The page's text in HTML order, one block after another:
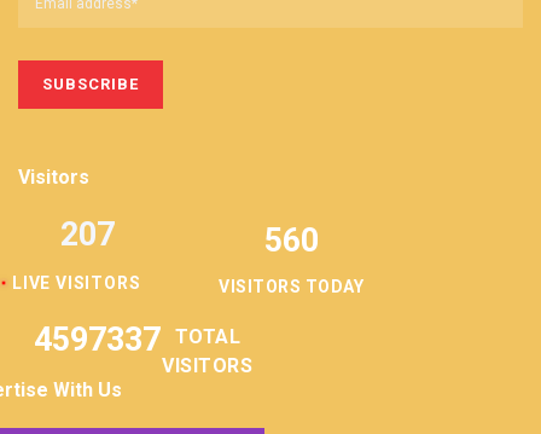
Visitors
LIVE VISITORS
207 560
VISITORS TODAY
4597337
TOTAL
VISITORS
With Us